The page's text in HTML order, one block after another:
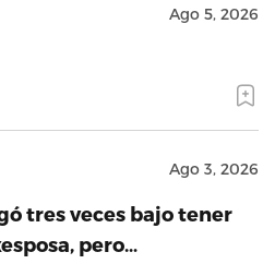
Ago 5, 2026
Ago 3, 2026
tres veces bajo tener
pero…